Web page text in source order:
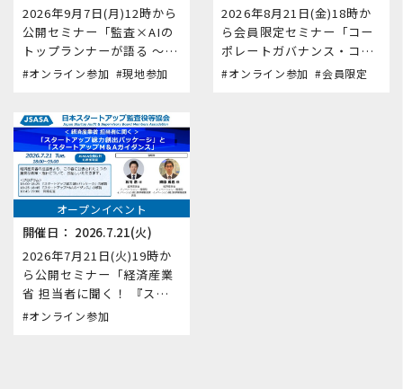
2026年9月7日(月)12時から
公開セミナー「監査×AIの
トップランナーが語る ～AI
活用で監査役等監査・内部
#オンライン参加 #現地参加
2026年8月21日(金)18時か
ら会員限定セミナー「コー
ポレートガバナンス・コー
ド改訂 ～機関投資家から見
#オンライン参加 #会員限定
オープンイベント
開催日： 2026.7.21(火)
2026年7月21日(火)19時か
ら公開セミナー「経済産業
省 担当者に聞く！ 『スター
トアップ総力創出パッケー
#オンライン参加